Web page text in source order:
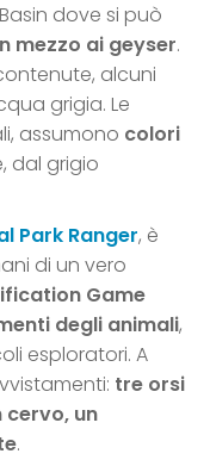
dove si può
mezzo ai geyser.
alcuni
grigia. Le
assumono colori
dal grigio
Park Ranger, è
di un vero
Game
degli animali,
esploratori. A
tre orsi
un
.